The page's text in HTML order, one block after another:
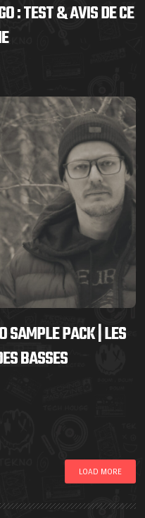
: TEST & AVIS DE CE
SAMPLE PACK | LES
BASSES
LOAD MORE